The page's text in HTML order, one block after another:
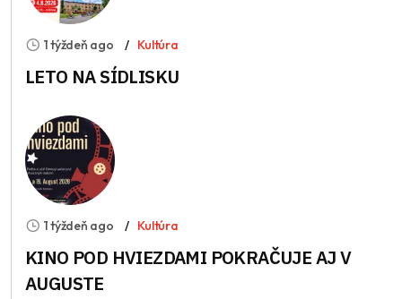
1 týždeň ago Kultúra
LETO NA SÍDLISKU
1 týždeň ago Kultúra
KINO POD HVIEZDAMI POKRAČUJE AJ V
AUGUSTE